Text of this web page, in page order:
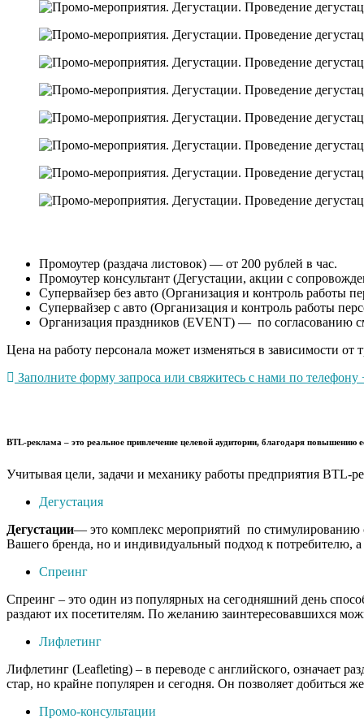
Промоутер (раздача листовок) — от 200 рублей в час.
Промоутер консультант (Дегустации, акции с
Супервайзер без авто (Организация и контроль работы
Супервайзер с авто (Организация и контроль работы
Организация праздников (EVENT) — по согласованию
Цена на работу персонала может изменяться в зависимости
Заполните форму запроса или свяжитесь с нами по
BTL-реклама – это реальное привлечение целевой аудитории, благодаря
Учитывая цели, задачи и механику работы предприятия BTL-
Дегустация
Дегустации— это комплекс мероприятий по стимулированию
Вашего бренда, но и индивидуальный подход к потребителю, а
Спреинг
Спреинг – это один из популярных на сегодняшний день
раздают их посетителям. По желанию заинтересовавшихся
Лифлетинг
Лифлетинг (Leafleting) – в переводе с английского, означает
стар, но крайне популярен и сегодня. Он позволяет добиться
Промо-консультации